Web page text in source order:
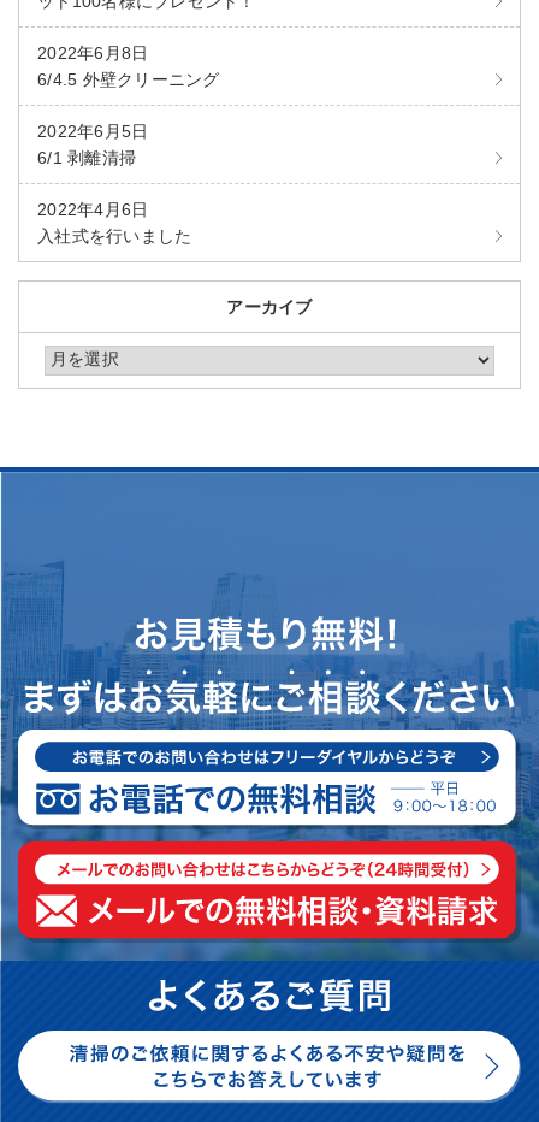
2022年6月8日
6/4.5 外壁クリーニング
2022年6月5日
6/1 剥離清掃
2022年4月6日
入社式を行いました
アーカイブ
アーカイブ